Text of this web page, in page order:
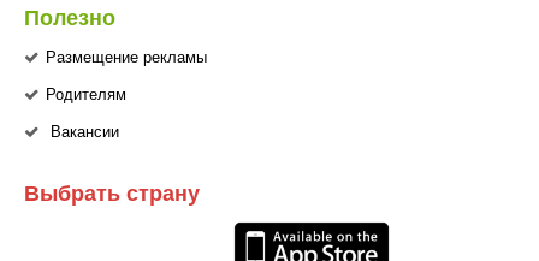
Полезно
Размещение рекламы
Родителям
Вакансии
Выбрать страну